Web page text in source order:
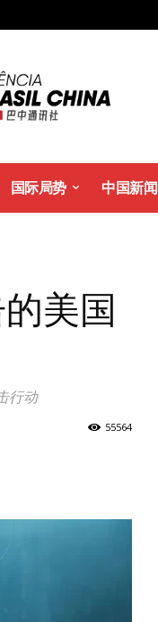
国际局势 中国新闻
美国
行动
55564